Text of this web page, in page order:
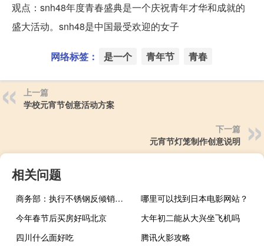
观点：snh48年度青春盛典是一个庆祝青年才华和成就的
盛大活动。snh48是中国最受欢迎的女子
网络标签： 是一个 青年节 青春
上一篇
学校元宵节创意活动方案
下一篇
元宵节灯笼制作创意说明
相关问题
商务部：执行不锈钢反倾销措施世贸组织争端裁决
哪里可以找到日本电影网站？
今年春节后买房好吗北京
大年初二能从大兴坐飞机吗
四川什么面好吃
腾讯火影攻略